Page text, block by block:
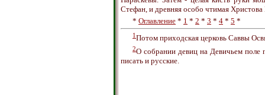
Стефан, и древняя особо чтимая
* Оглавление * 1 * 2 * 3 * 4 * 5 *
1Потом приходская церковь Саввы
2О собрании девиц на Девичьем поле
писать и русские.